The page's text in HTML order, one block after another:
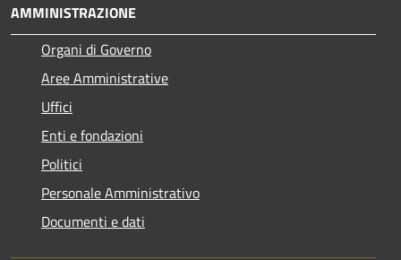
AMMINISTRAZIONE
Organi di Governo
Aree Amministrative
Uffici
Enti e fondazioni
Politici
Personale Amministrativo
Documenti e dati